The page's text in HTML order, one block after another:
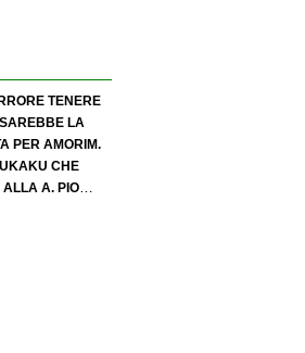
TENERE
LA
PER AMORIM.
CHE
ALLA A. PIO